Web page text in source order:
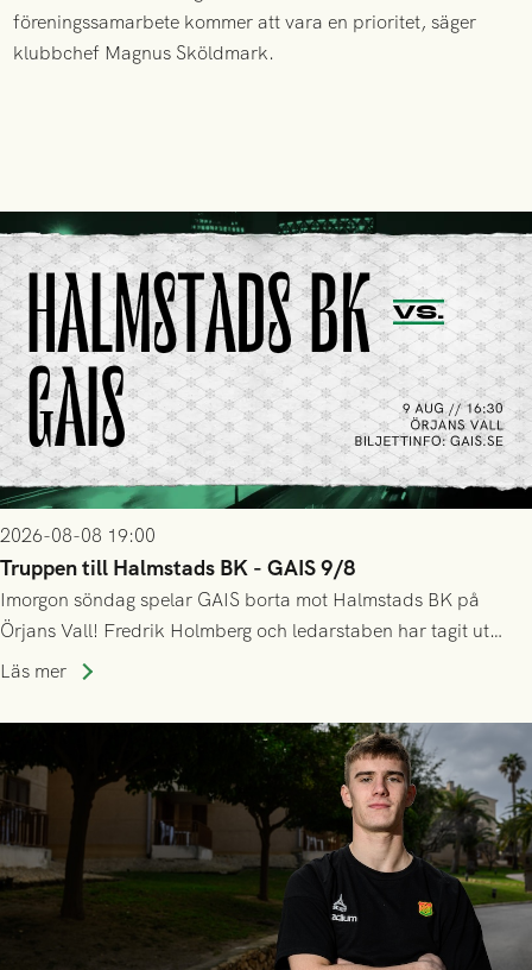
föreningssamarbete kommer att vara en prioritet, säger
klubbchef Magnus Sköldmark.
2026-08-08 19:00
Truppen till Halmstads BK - GAIS 9/8
Imorgon söndag spelar GAIS borta mot Halmstads BK på
Örjans Vall! Fredrik Holmberg och ledarstaben har tagit ut
följande trupp till matchen:
Läs mer